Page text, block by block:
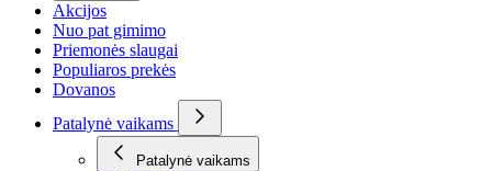
Akcijos
Nuo pat gimimo
Priemonės slaugai
Populiaros prekės
Dovanos
Patalynė vaikams
Patalynė vaikams